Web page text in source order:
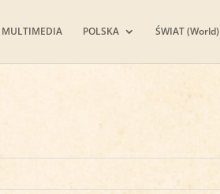
MULTIMEDIA POLSKA ŚWIAT (World)